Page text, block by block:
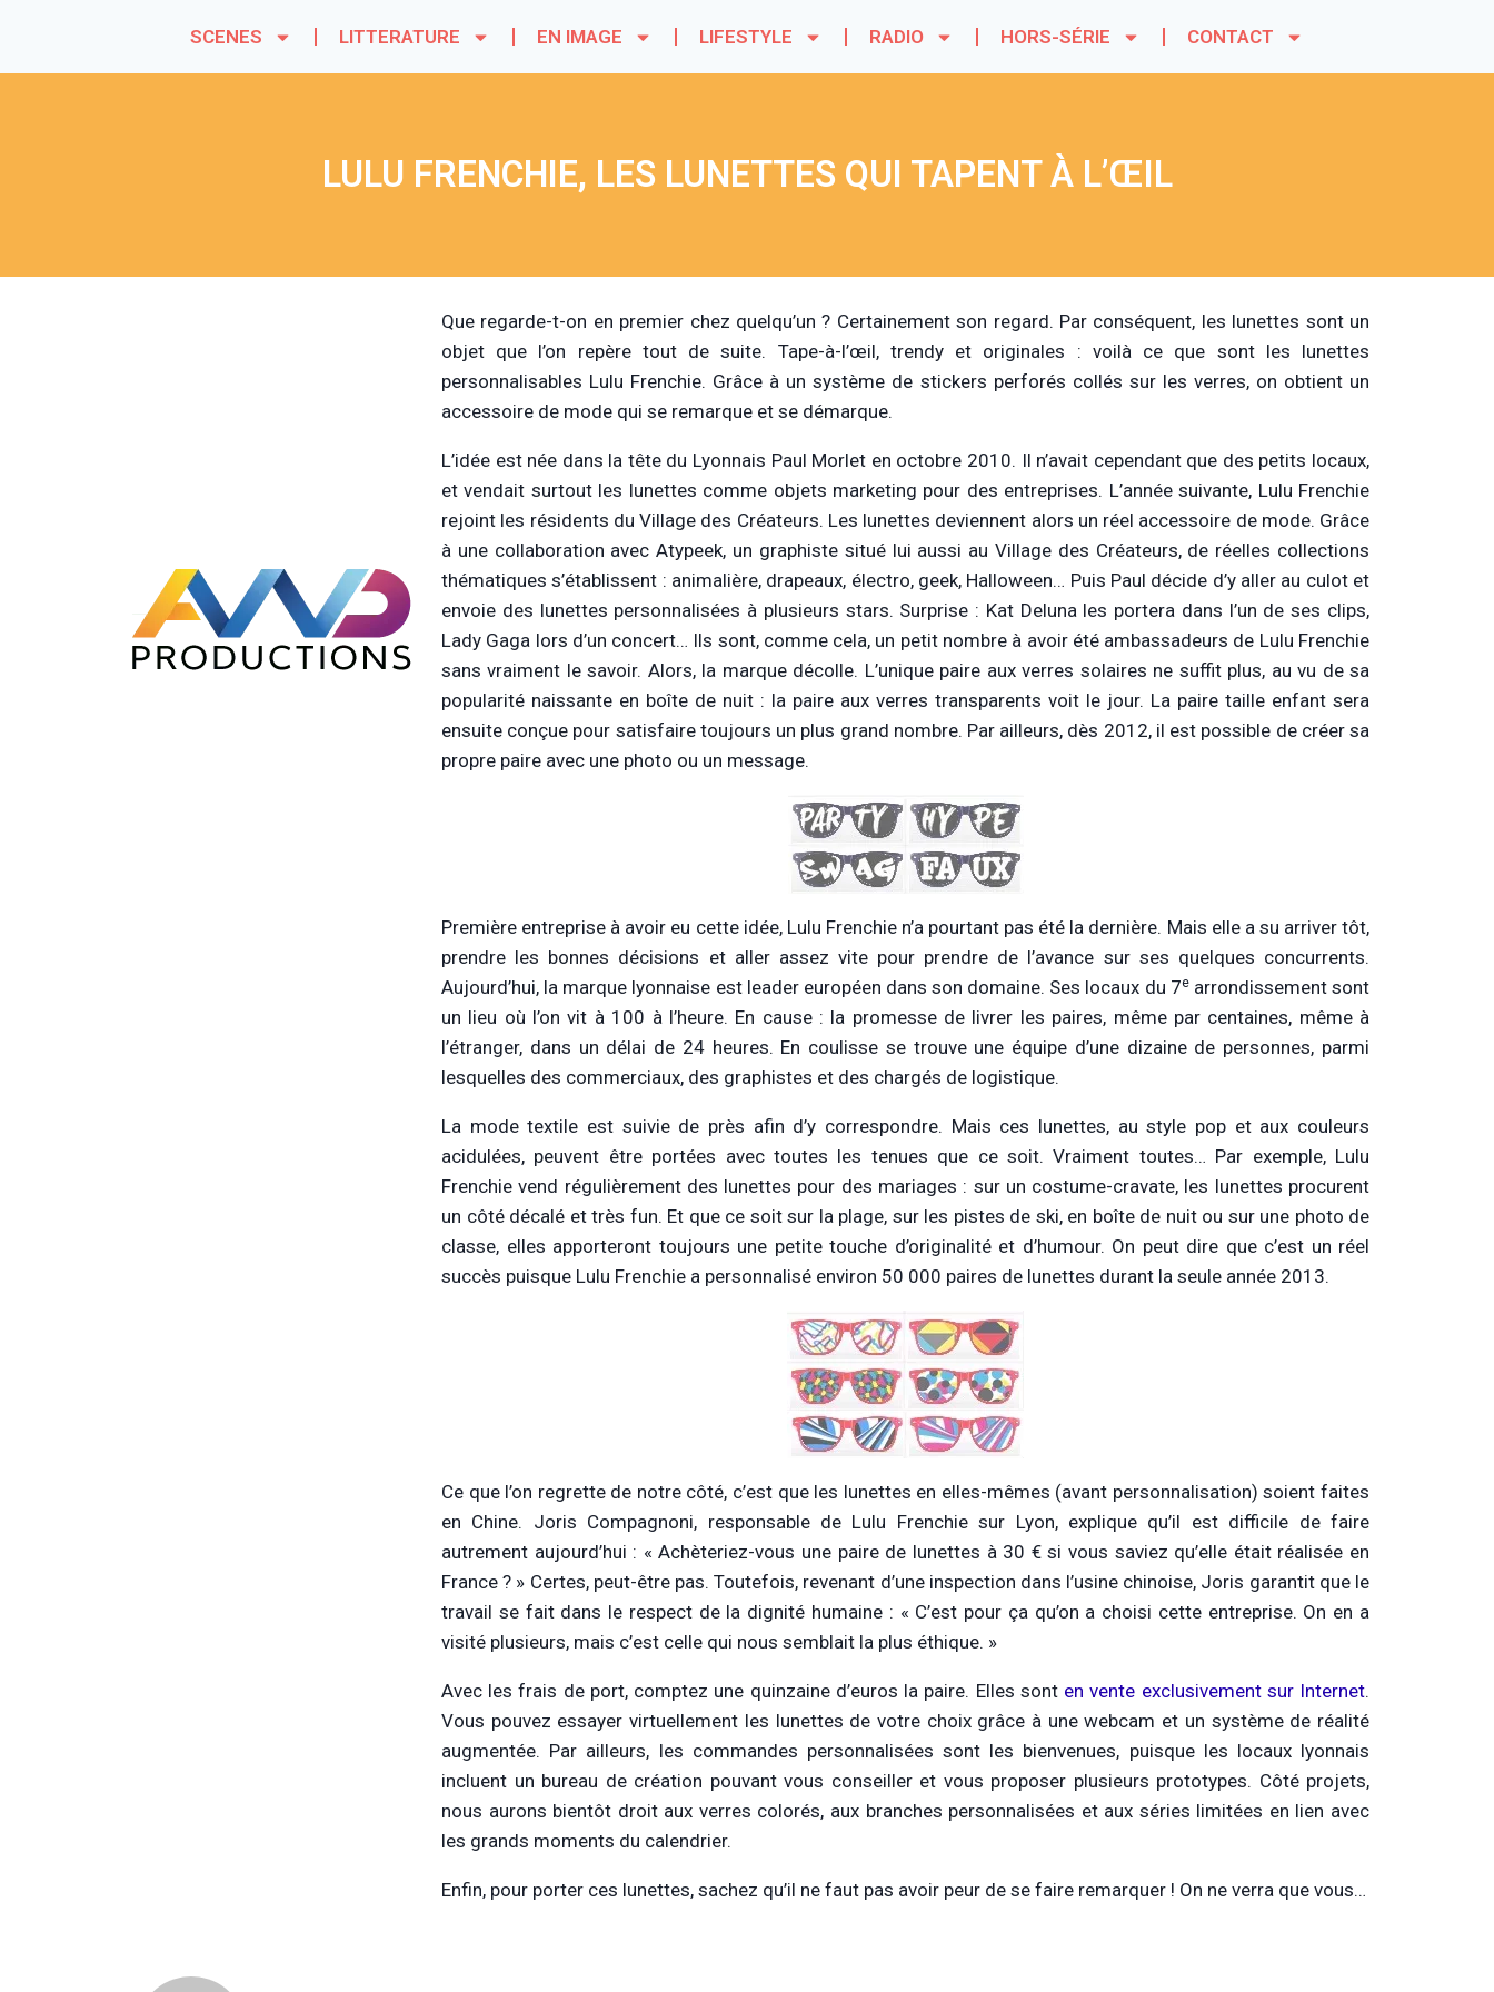
SCENES LITTERATURE EN IMAGE LIFESTYLE RADIO HORS-SÉRIE CONTACT
LULU FRENCHIE, LES LUNETTES QUI TAPENT À L’ŒIL
Que regarde-t-on en premier chez quelqu’un ? Certainement son regard. Par conséquent, les lunettes sont un
objet que l’on repère tout de suite. Tape-à-l’œil, trendy et originales : voilà ce que sont les lunettes
personnalisables Lulu Frenchie. Grâce à un système de stickers perforés collés sur les verres, on obtient un
accessoire de mode qui se remarque et se démarque.
L’idée est née dans la tête du Lyonnais Paul Morlet en octobre 2010. Il n’avait cependant que des petits locaux,
et vendait surtout les lunettes comme objets marketing pour des entreprises. L’année suivante, Lulu Frenchie
rejoint les résidents du Village des Créateurs. Les lunettes deviennent alors un réel accessoire de mode. Grâce
à une collaboration avec Atypeek, un graphiste situé lui aussi au Village des Créateurs, de réelles collections
thématiques s’établissent : animalière, drapeaux, électro, geek, Halloween… Puis Paul décide d’y aller au culot et
envoie des lunettes personnalisées à plusieurs stars. Surprise : Kat Deluna les portera dans l’un de ses clips,
Lady Gaga lors d’un concert… Ils sont, comme cela, un petit nombre à avoir été ambassadeurs de Lulu Frenchie
sans vraiment le savoir. Alors, la marque décolle. L’unique paire aux verres solaires ne suffit plus, au vu de sa
popularité naissante en boîte de nuit : la paire aux verres transparents voit le jour. La paire taille enfant sera
ensuite conçue pour satisfaire toujours un plus grand nombre. Par ailleurs, dès 2012, il est possible de créer sa
propre paire avec une photo ou un message.
Première entreprise à avoir eu cette idée, Lulu Frenchie n’a pourtant pas été la dernière. Mais elle a su arriver tôt,
prendre les bonnes décisions et aller assez vite pour prendre de l’avance sur ses quelques concurrents.
Aujourd’hui, la marque lyonnaise est leader européen dans son domaine. Ses locaux du 7earrondissement sont
un lieu où l’on vit à 100 à l’heure. En cause : la promesse de livrer les paires, même par centaines, même à
l’étranger, dans un délai de 24 heures. En coulisse se trouve une équipe d’une dizaine de personnes, parmi
lesquelles des commerciaux, des graphistes et des chargés de logistique.
La mode textile est suivie de près afin d’y correspondre. Mais ces lunettes, au style pop et aux couleurs
acidulées, peuvent être portées avec toutes les tenues que ce soit. Vraiment toutes… Par exemple, Lulu
Frenchie vend régulièrement des lunettes pour des mariages : sur un costume-cravate, les lunettes procurent
un côté décalé et très fun. Et que ce soit sur la plage, sur les pistes de ski, en boîte de nuit ou sur une photo de
classe, elles apporteront toujours une petite touche d’originalité et d’humour. On peut dire que c’est un réel
succès puisque Lulu Frenchie a personnalisé environ 50 000 paires de lunettes durant la seule année 2013.
Ce que l’on regrette de notre côté, c’est que les lunettes en elles-mêmes (avant personnalisation) soient faites
en Chine. Joris Compagnoni, responsable de Lulu Frenchie sur Lyon, explique qu’il est difficile de faire
autrement aujourd’hui : « Achèteriez-vous une paire de lunettes à 30 € si vous saviez qu’elle était réalisée en
France ? » Certes, peut-être pas. Toutefois, revenant d’une inspection dans l’usine chinoise, Joris garantit que le
travail se fait dans le respect de la dignité humaine : « C’est pour ça qu’on a choisi cette entreprise. On en a
visité plusieurs, mais c’est celle qui nous semblait la plus éthique. »
Avec les frais de port, comptez une quinzaine d’euros la paire. Elles sont en vente exclusivement sur Internet.
Vous pouvez essayer virtuellement les lunettes de votre choix grâce à une webcam et un système de réalité
augmentée. Par ailleurs, les commandes personnalisées sont les bienvenues, puisque les locaux lyonnais
incluent un bureau de création pouvant vous conseiller et vous proposer plusieurs prototypes. Côté projets,
nous aurons bientôt droit aux verres colorés, aux branches personnalisées et aux séries limitées en lien avec
les grands moments du calendrier.
Enfin, pour porter ces lunettes, sachez qu’il ne faut pas avoir peur de se faire remarquer ! On ne verra que vous…